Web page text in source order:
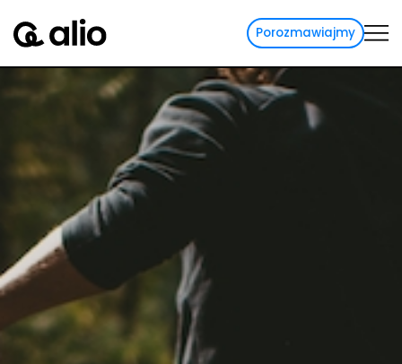
Porozmawiajmy